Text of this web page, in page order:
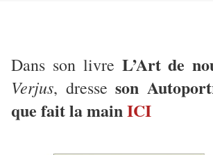
Dans son livre L’Art de
Verjus, dresseson
que fait la mainICI